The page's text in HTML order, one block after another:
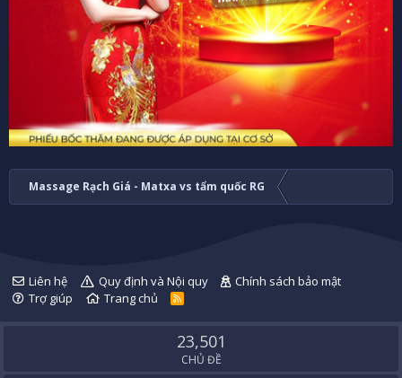
Massage Rạch Giá - Matxa vs tẩm quốc RG
Liên hệ Quy định và Nội quy
Chính sách bảo mật
Trợ giúp
Trang chủ
R
S
23,501
CHỦ ĐỀ